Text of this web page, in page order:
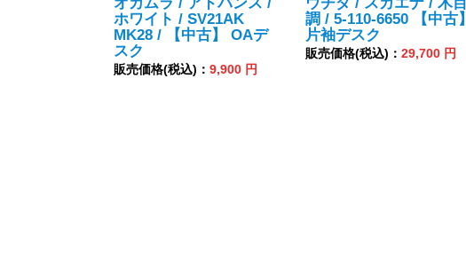
オカムラ / アドバンス /
ホワイト / SV21AK
MK28 / 【中古】 OAデ
スク
販売価格(税込)： 9,900 円
ウチダ / スカエナ / 木目
調 / 5-110-6650 【中古】
片袖デスク
販売価格(税込)： 29,700 円